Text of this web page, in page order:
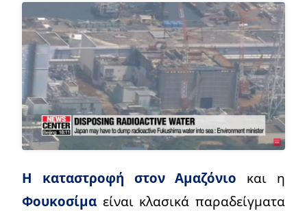
Η καταστροφή στον Αμαζόνιο και η
Φουκοσίμα είναι κλασικά παραδείγματα